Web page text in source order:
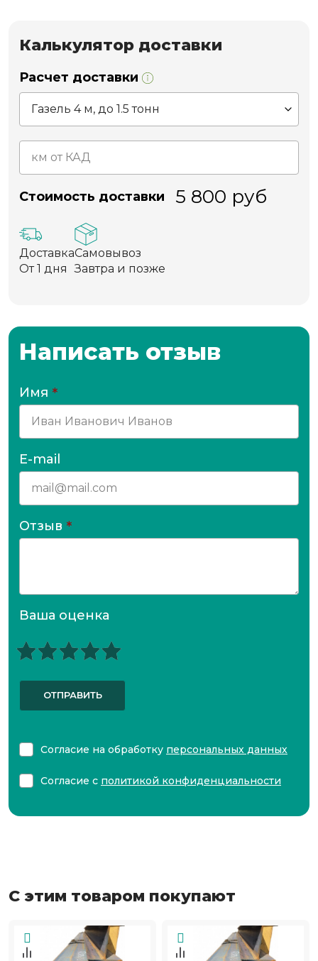
Калькулятор доставки
Расчет доставки
Стоимость доставки 5 800 руб
Доставка
От 1 дня
Самовывоз
Завтра и позже
Написать отзыв
Имя *
E-mail
Отзыв *
Ваша оценка
ОТПРАВИТЬ
Согласие на обработку персональных данных
Согласие с политикой конфиденциальности
С этим товаром покупают